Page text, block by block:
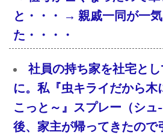
と・・・ → 親戚一同が一
た・・・・
社員の持ち家を社宅と
に。私『虫キライだから木
こっと～』スプレー（シ
後、家主が帰ってきたので